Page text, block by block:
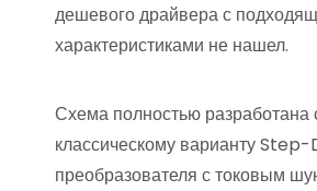
дешевого драйвера с
характеристиками не нашел.
Схема полностью разработана
классическому варианту
преобразователя с токовым